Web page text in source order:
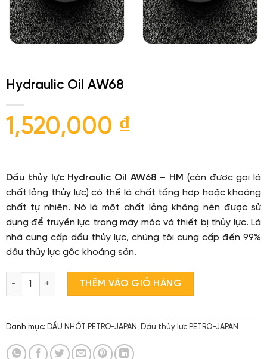
Hydraulic Oil AW68
1,520,000 ₫
Dầu thủy lực Hydraulic Oil AW68 – HM (còn được gọi là
chất lỏng thủy lực) có thể là chất tổng hợp hoặc khoáng
chất tự nhiên. Nó là một chất lỏng không nén được sử
dụng để truyền lực trong máy móc và thiết bị thủy lực. Là
nhà cung cấp dầu thủy lực, chúng tôi cung cấp đến 99%
dầu thủy lực gốc khoáng sản.
Hydraulic Oil AW68 số lượng
THÊM VÀO GIỎ HÀNG
Danh mục: DẦU NHỚT PETRO-JAPAN , Dầu thủy lực PETRO-JAPAN